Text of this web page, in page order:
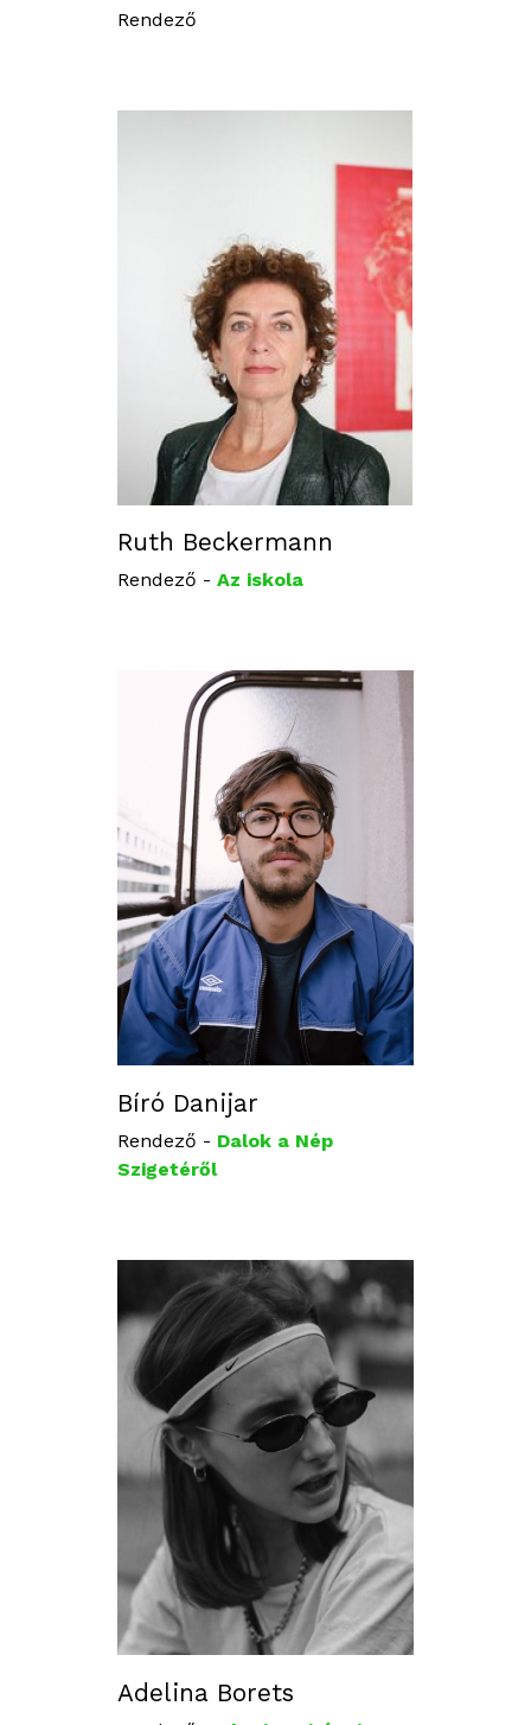
Rendező
Ruth Beckermann
Rendező - Az iskola
Bíró Danijar
Rendező - Dalok a Nép
Szigetéről
Adelina Borets